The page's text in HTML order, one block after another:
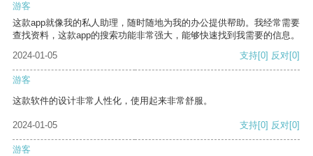
游客
这款app就像我的私人助理，随时随地为我的办公提供帮助。我经常需要
查找资料，这款app的搜索功能非常强大，能够快速找到我需要的信息。
2024-01-05
支持[0] 反对[0]
游客
这款软件的设计非常人性化，使用起来非常舒服。
2024-01-05 支持[0] 反对[0]
游客